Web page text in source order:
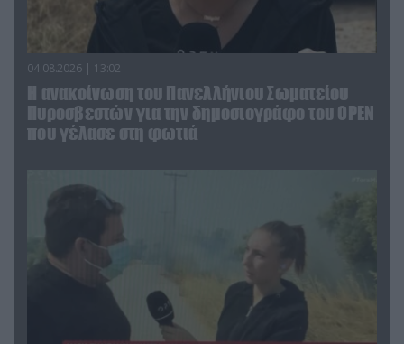
04.08.2026 | 13:02
Η ανακοίνωση του Πανελλήνιου Σωματείου
Πυροσβεστών για την δημοσιογράφο του OPEN
που γέλασε στη φωτιά